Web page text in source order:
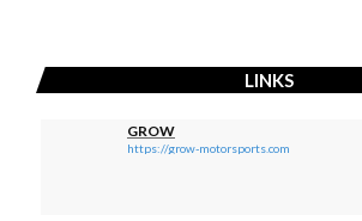
LINKS
GROW
https://grow-motorsports.com